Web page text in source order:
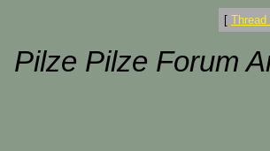
[ Thread
Pilze Pilze Forum